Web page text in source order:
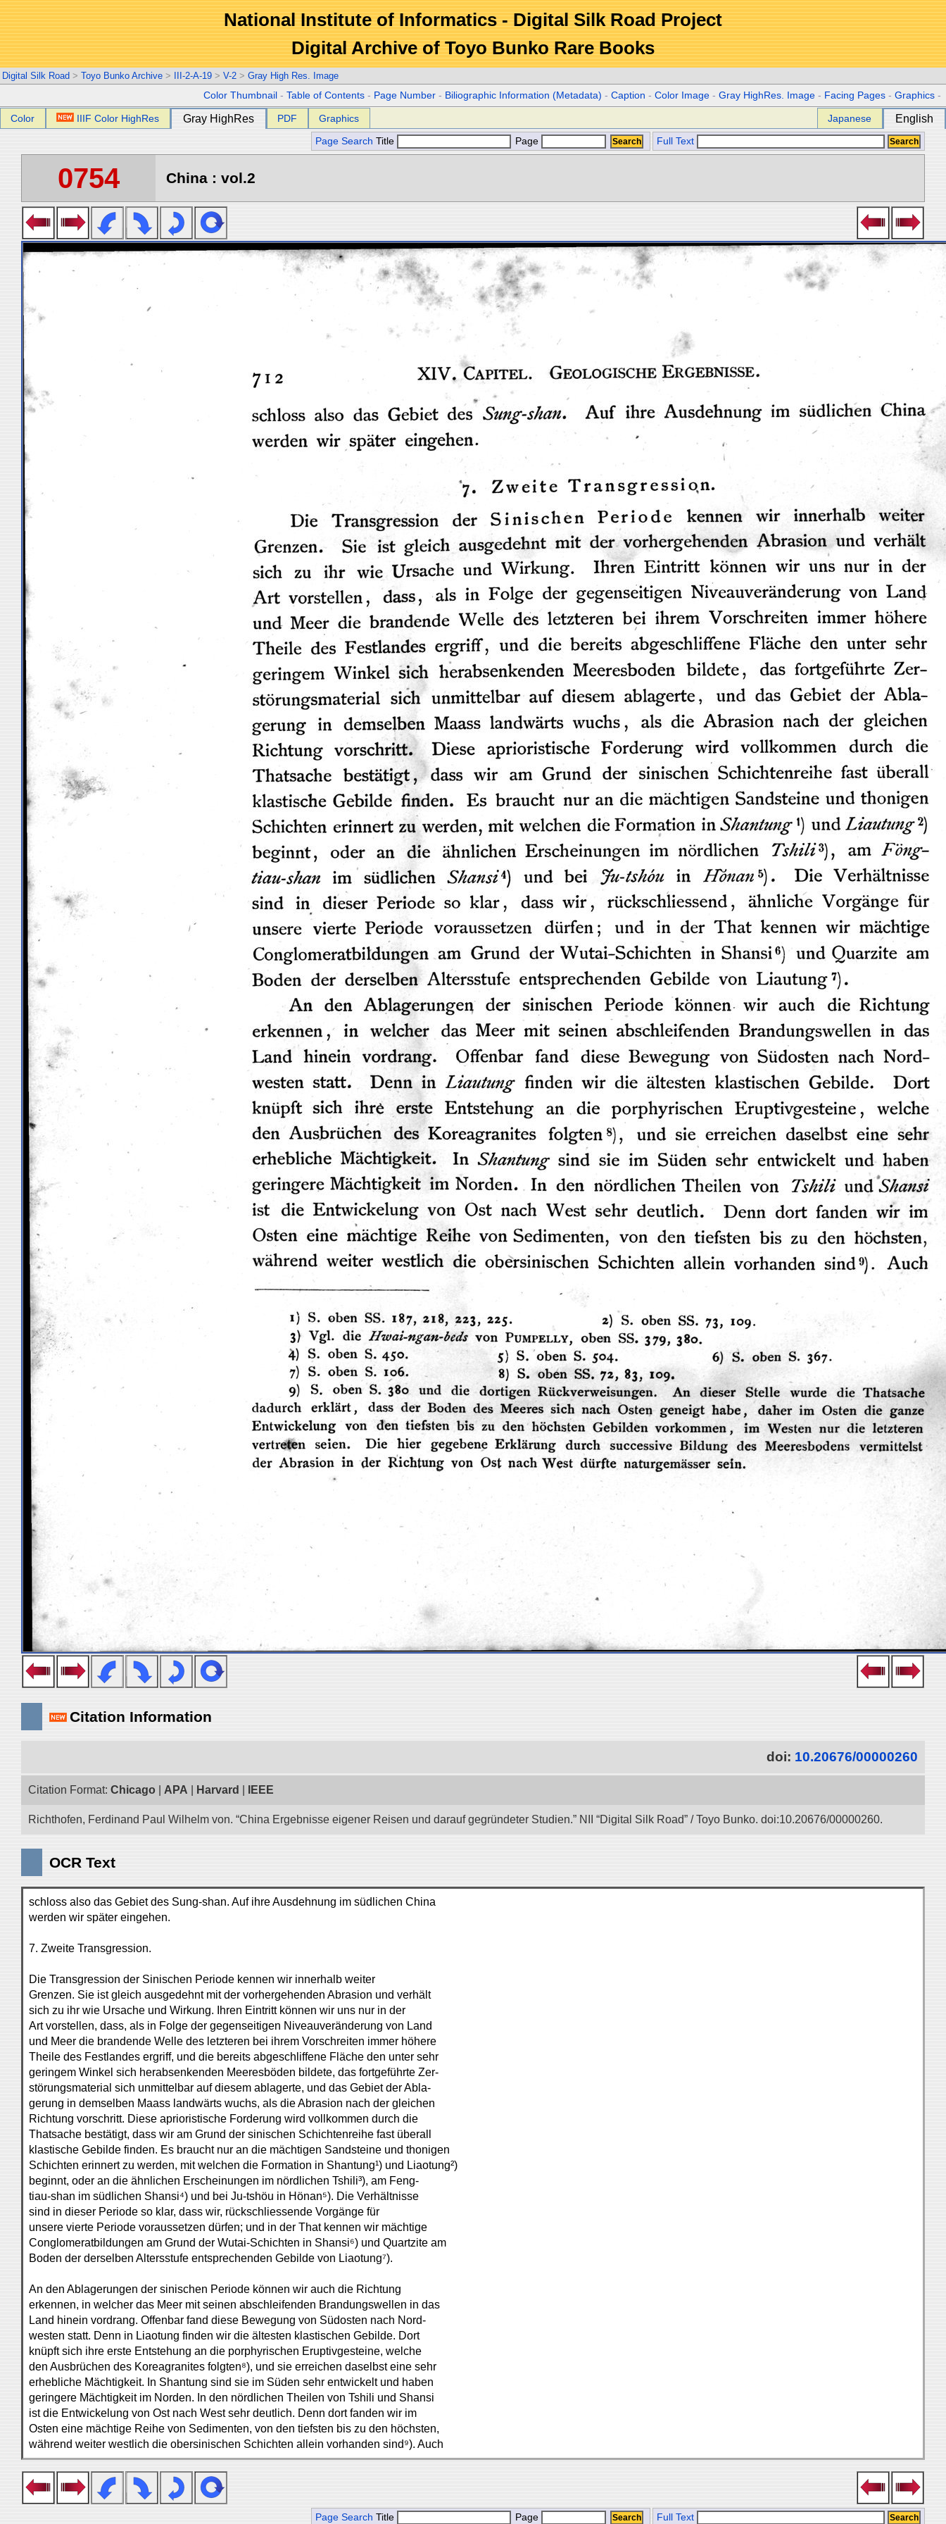
National Institute of Informatics - Digital Silk Road Project
Digital Archive of Toyo Bunko Rare Books
Digital Silk Road > Toyo Bunko Archive > III-2-A-19 > V-2 > Gray High Res. Image
Color Thumbnail -Table of Contents - Page Number - Biliographic Information (Metadata) -Caption -Color Image -Gray HighRes. Image - Facing Pages -Graphics -
Color IIIF Color HighRes Gray HighRes PDF Graphics Japanese English
Page Search Title Page Full Text
0754 China : vol.2
Citation Information
doi: 10.20676/00000260
Citation Format: Chicago APA Harvard IEEE
Richthofen, Ferdinand Paul Wilhelm von. “China Ergebnisse eigener Reisen und darauf gegründeter Studien.” NII “Digital Silk Road” / Toyo Bunko. doi:10.20676/00000260.
OCR Text
schloss also das Gebiet des Sung-shan. Auf ihre Ausdehnung im südlichen China
werden wir später eingehen.
7. Zweite Transgression.
Die Transgression der Sinischen Periode kennen wir innerhalb weiter
Grenzen. Sie ist gleich ausgedehnt mit der vorhergehenden Abrasion und verhält
sich zu ihr wie Ursache und Wirkung. Ihren Eintritt können wir uns nur in der
Art vorstellen, dass, als in Folge der gegenseitigen Niveauveränderung von Land
und Meer die brandende Welle des letzteren bei ihrem Vorschreiten immer höhere
Theile des Festlandes ergriff, und die bereits abgeschliffene Fläche den unter sehr
geringem Winkel sich herabsenkenden Meeresböden bildete, das fortgeführte Zer-
störungsmaterial sich unmittelbar auf diesem ablagerte, und das Gebiet der Abla-
gerung in demselben Maass landwärts wuchs, als die Abrasion nach der gleichen
Richtung vorschritt. Diese aprioristische Forderung wird vollkommen durch die
Thatsache bestätigt, dass wir am Grund der sinischen Schichtenreihe fast überall
klastische Gebilde finden. Es braucht nur an die mächtigen Sandsteine und thonigen
Schichten erinnert zu werden, mit welchen die Formation in Shantung¹) und Liaotung²)
beginnt, oder an die ähnlichen Erscheinungen im nördlichen Tshili³), am Feng-
tiau-shan im südlichen Shansi⁴) und bei Ju-tshöu in Hönan⁵). Die Verhältnisse
sind in dieser Periode so klar, dass wir, rückschliessende Vorgänge für
unsere vierte Periode voraussetzen dürfen; und in der That kennen wir mächtige
Conglomeratbildungen am Grund der Wutai-Schichten in Shansi⁶) und Quartzite am
Boden der derselben Altersstufe entsprechenden Gebilde von Liaotung⁷).
An den Ablagerungen der sinischen Periode können wir auch die Richtung
erkennen, in welcher das Meer mit seinen abschleifenden Brandungswellen in das
Land hinein vordrang. Offenbar fand diese Bewegung von Südosten nach Nord-
westen statt. Denn in Liaotung finden wir die ältesten klastischen Gebilde. Dort
knüpft sich ihre erste Entstehung an die porphyrischen Eruptivgesteine, welche
den Ausbrüchen des Koreagranites folgten⁸), und sie erreichen daselbst eine sehr
erhebliche Mächtigkeit. In Shantung sind sie im Süden sehr entwickelt und haben
geringere Mächtigkeit im Norden. In den nördlichen Theilen von Tshili und Shansi
ist die Entwickelung von Ost nach West sehr deutlich. Denn dort fanden wir im
Osten eine mächtige Reihe von Sedimenten, von den tiefsten bis zu den höchsten,
während weiter westlich die obersinischen Schichten allein vorhanden sind⁹). Auch
Page Search Title Page Full Text